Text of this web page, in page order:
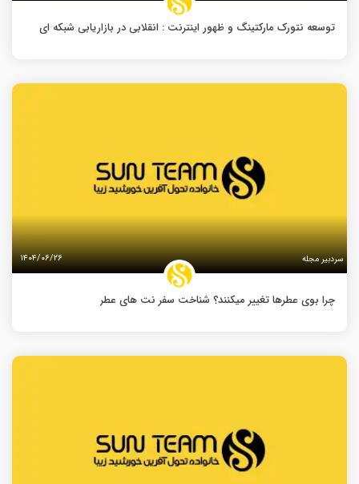
توسعه نتورک مارکتینگ و ظهور اینترنت : انقلابی د‌ر بازاریابی شبکه ای
سردبیر مجله ۱۴۰۴/۰۶/۲۶
چرا بوی عطرها تغییر میکنند؟ شناخت سفر نت های عطر